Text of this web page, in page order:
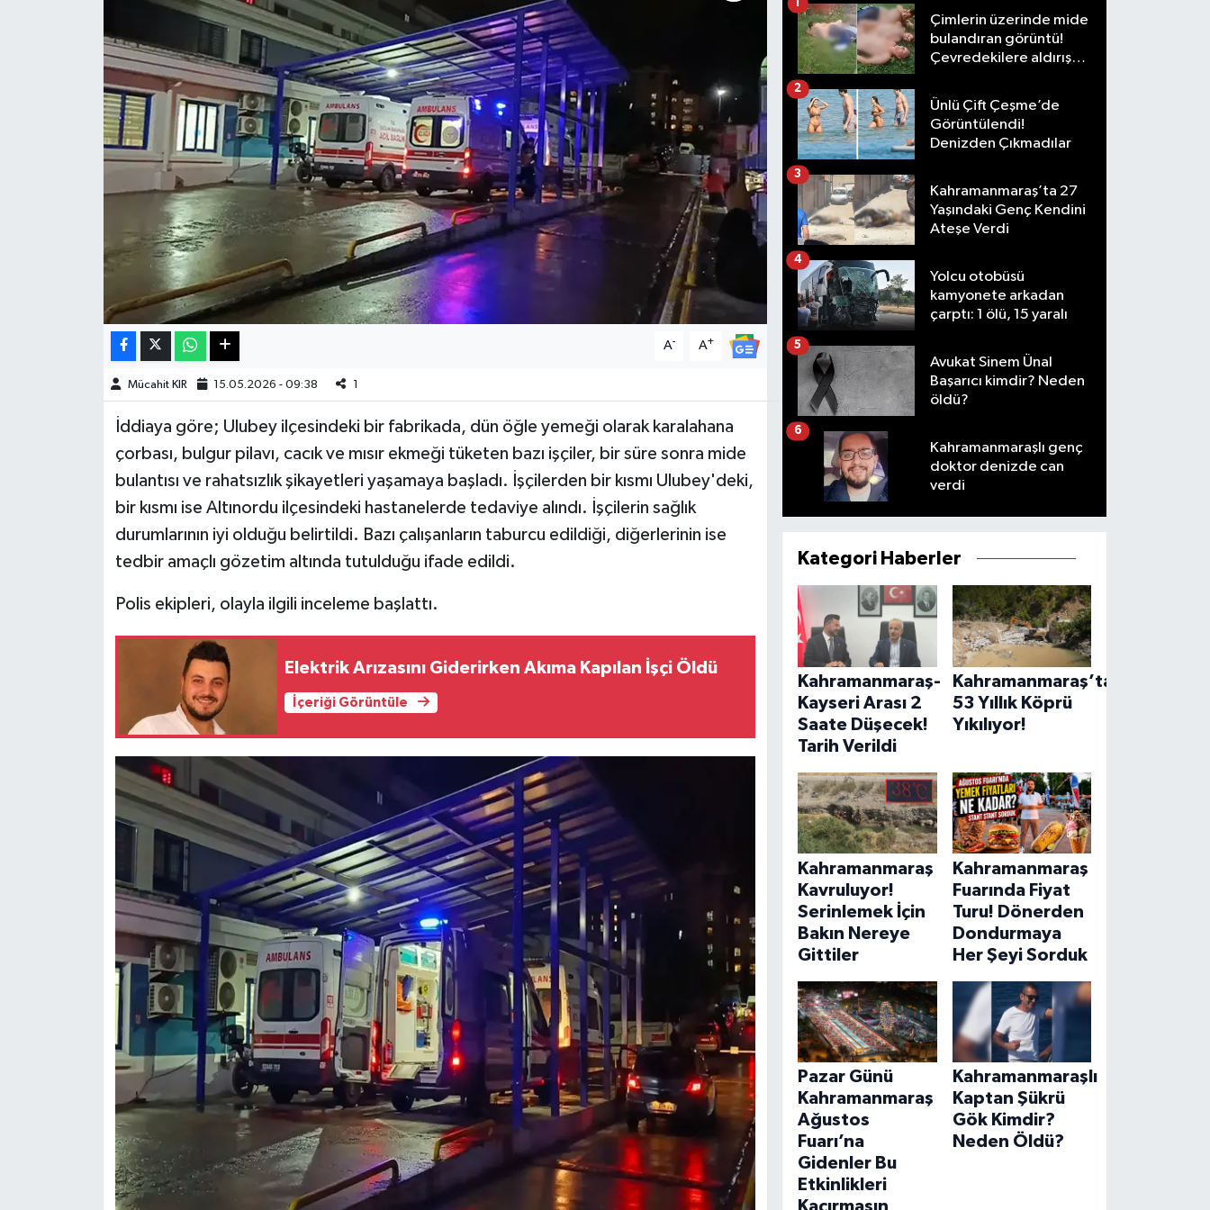
A- A+
Mücahit KIR 15.05.2026 - 09:38 1
İddiaya göre; Ulubey ilçesindeki bir fabrikada, dün öğle yemeği olarak karalahana
çorbası, bulgur pilavı, cacık ve mısır ekmeği tüketen bazı işçiler, bir süre sonra mide
bulantısı ve rahatsızlık şikayetleri yaşamaya başladı. İşçilerden bir kısmı Ulubey'deki,
bir kısmı ise Altınordu ilçesindeki hastanelerde tedaviye alındı. İşçilerin sağlık
durumlarının iyi olduğu belirtildi. Bazı çalışanların taburcu edildiği, diğerlerinin ise
tedbir amaçlı gözetim altında tutulduğu ifade edildi.
Polis ekipleri, olayla ilgili inceleme başlattı.
Elektrik Arızasını Giderirken Akıma Kapılan İşçi Öldü
İçeriği Görüntüle
Çimlerin üzerinde mide
bulandıran görüntü!
Çevredekilere aldırış
1
Ünlü Çift Çeşme’de
Görüntülendi!
Denizden Çıkmadılar
2
Kahramanmaraş’ta 27
Yaşındaki Genç Kendini
Ateşe Verdi
3
Yolcu otobüsü
kamyonete arkadan
çarptı: 1 ölü, 15 yaralı
4
Avukat Sinem Ünal
Başarıcı kimdir? Neden
öldü?
5
Kahramanmaraşlı genç
doktor denizde can
verdi
6
Kategori Haberler
Kahramanmaraş-
Kayseri Arası 2
Saate Düşecek!
Tarih Verildi
Kahramanmaraş’ta
53 Yıllık Köprü
Yıkılıyor!
Kahramanmaraş
Kavruluyor!
Serinlemek İçin
Bakın Nereye
Gittiler
Kahramanmaraş
Fuarında Fiyat
Turu! Dönerden
Dondurmaya
Her Şeyi Sorduk
Pazar Günü
Kahramanmaraş
Ağustos
Fuarı’na
Gidenler Bu
Etkinlikleri
Kahramanmaraşlı
Kaptan Şükrü
Gök Kimdir?
Neden Öldü?
Haberde İnsan
Kültür Sanat
Magazin
Resmi İlan
SürManşet
KAHRAMANMARAŞ